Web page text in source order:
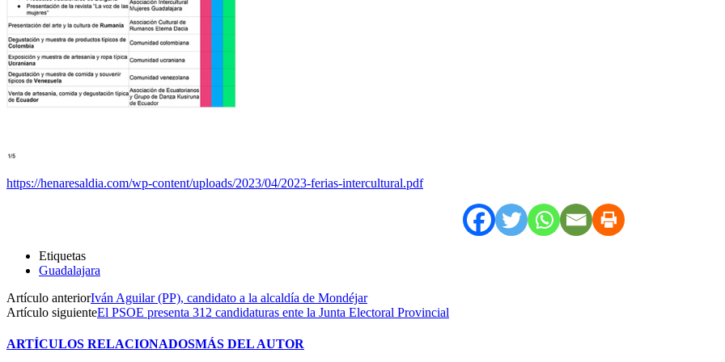
https://henaresaldia.com/wp-content/uploads/2023/04/2023-ferias-intercultural.pdf
Etiquetas
Guadalajara
Artículo anteriorIván Aguilar (PP), candidato a la alcaldía de Mondéjar
Artículo siguienteEl PSOE presenta 312 candidaturas ente la Junta Electoral Provincial
ARTÍCULOS RELACIONADOSMÁS DEL AUTOR